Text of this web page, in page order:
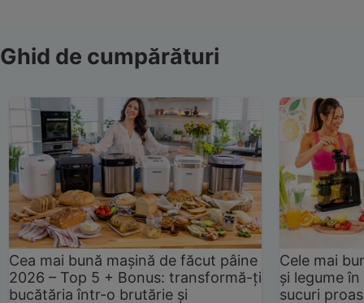
Ghid de cumpărături
Cea mai bună mașină de făcut pâine
2026 – Top 5 + Bonus: transformă-ți
bucătăria într-o brutărie și
Cele mai
și legume
sucuri